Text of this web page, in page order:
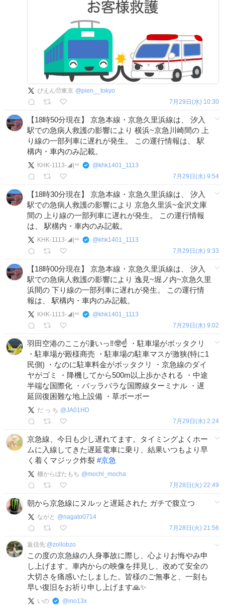
ぴえん🥺東京 @pien__tokyo
7月29日(水) 10:30
【18時50分現在】 京急本線・京急久里浜線は、 汐入
駅での急病人救護の影響により 横浜~京急川崎間の 上
り線の一部列車に遅れが発生。 この運行情報は、 駅
構内・車内のみ記載。
KHK-1113-◢|⁴⁶ @ khk1401_1113
7月29日(水) 9:54
【18時30分現在】 京急本線・京急久里浜線は、 汐入
駅での急病人救護の影響により 京急久里浜~金沢文庫
間の 上り線の一部列車に遅れが発生。 この運行情報
は、 駅構内・車内のみ記載。
KHK-1113-◢|⁴⁶ @ khk1401_1113
7月29日(水) 9:33
【18時00分現在】 京急本線・京急久里浜線は、 汐入
駅での急病人救護の影響により 逸見~堀ノ内~京急久里
浜間の 下り線の一部列車に遅れが発生。 この運行情
報は、 駅構内・車内のみ記載。
KHK-1113-◢|⁴⁶ @ khk1401_1113
7月29日(水) 9:02
羽田空港のここが凄いっ‼️🤓☝️ ・駐車場がボッタクリ
・駐車場が殿様商売 ・駐車場の駐車マスが激狭(特に1
民側) ・なのに駐車料金がボッタクリ ・京急線のダイ
ヤがゴミ ・降機してから500m以上歩かされる ・中途
半端な国際化 ・バッラバラな国際線ターミナル ・遅
延回復困難な地上設備 ・草ボーボー
だ っ ち @JA01HD
7月29日(水) 2:24
京急線、今日も少し遅れてます。タイミングよくホー
ムに入線してきた遅延電車に乗り、結果いつもより早
く着くマジック炸裂 #京急
棚からぼたもち @mochl_mocha
7月28日(火) 22:49
朝から京急線にヌルッと遅延された ガチで腹立つ
ながと @nagato0714
7月28日(火) 21:56
返信先:@zollobzo
この度の京急線の人身事故に際し、心よりお悔やみ申
し上げます。車内からの映像を拝見し、改めて安全の
大切さを痛感いたしました。皆様のご無事と、一刻も
早い復旧をお祈り申し上げます🙏✨
いの @ino13x